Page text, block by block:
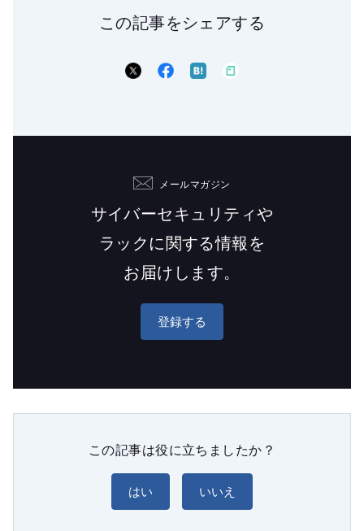
この記事をシェアする
メールマガジン
サイバーセキュリティや
ラックに関する情報を
お届けします。
登録する
この記事は役に立ちましたか？
はい いいえ